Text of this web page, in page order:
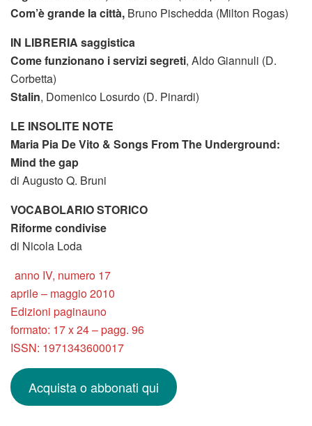
Com’è grande la città, Bruno Pischedda (Milton Rogas)
IN LIBRERIA saggistica
Come funzionano i servizi segreti, Aldo Giannuli (D.
Corbetta)
Stalin, Domenico Losurdo (D. Pinardi)
LE INSOLITE NOTE
Maria Pia De Vito & Songs From The Underground:
Mind the gap
di Augusto Q. Bruni
VOCABOLARIO STORICO
Riforme condivise
di Nicola Loda
anno IV, numero 17
aprile – maggio 2010
Edizioni paginauno
formato: 17 x 24 – pagg. 96
ISSN: 1971343600017
Acquista o abbonati qui